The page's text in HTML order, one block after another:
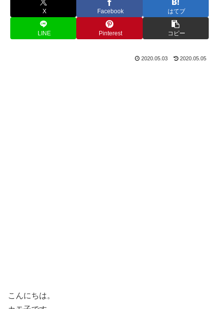
X Facebook はてブ
LINE Pinterest コピー
2020.05.03 2020.05.05
こんにちは。